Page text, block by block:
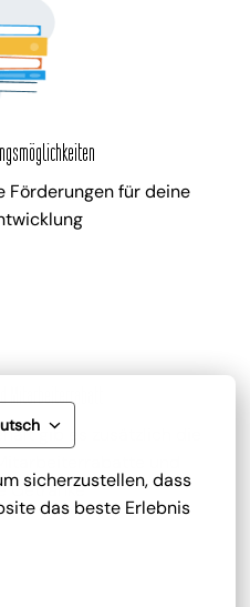
sicherzustellen, dass
das beste Erlebnis
Förderungen für deine
Mitarbeiterrabatt
gib es zusätzlich die
Getränke